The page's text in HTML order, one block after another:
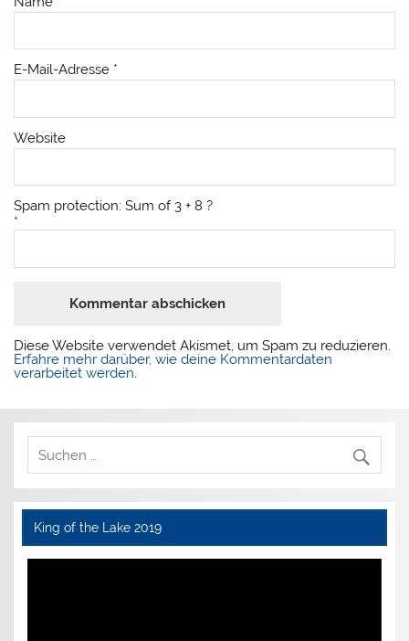
E-Mail-Adresse *
Website
Spam protection: Sum of 3 + 8 ?
*
Diese Website verwendet Akismet, um Spam zu reduzieren.
Erfahre mehr darüber, wie deine Kommentardaten
verarbeitet werden.
King of the Lake 2019
Video-